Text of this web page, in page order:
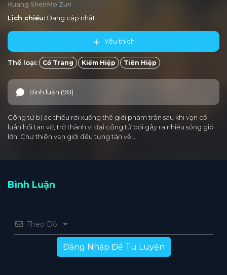
Kuang ShenMo Zun
Lịch chiếu:Đang cập nhật
Yêu thích
Thể loại: Cổ Trang Kiếm Hiệp Tiên Hiệp
Bình luận (98)
Công tử bị ác thiếu rơi xuống thế giới phàm trần sau khi vạn cổ
luân hồi tan vỡ, trở thành vị đại công tử bội gây ra nhiều sóng gió
lớn. Chư thiên vạn giới đều tụng tán về…
Bình Luận
Theo Dõi
Đăng Nhập Để Tu Luyện